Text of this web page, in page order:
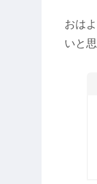
おは
いと